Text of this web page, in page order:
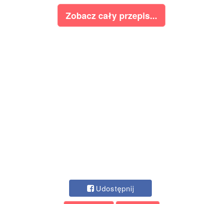
Zobacz cały przepis...
Udostępnij